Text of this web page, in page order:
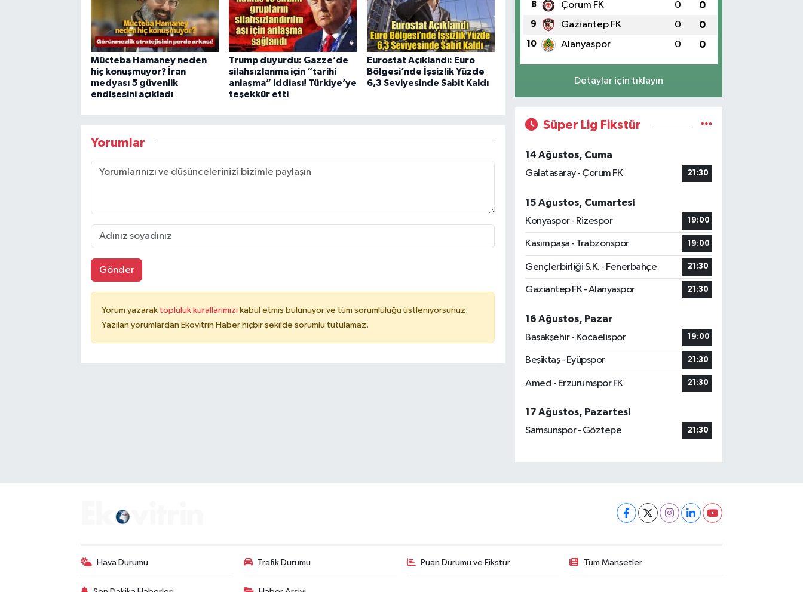
Mücteba Hamaney neden
hiç konuşmuyor? İran
medyası 5 güvenlik
endişesini açıkladı
Trump duyurdu: Gazze’de
silahsızlanma için “tarihi
anlaşma” iddiası! Türkiye’ye
teşekkür etti
Eurostat Açıklandı: Euro
Bölgesi’nde İşsizlik Yüzde
6,3 Seviyesinde Sabit Kaldı
Yorumlar
Gönder
Yorum yazarak topluluk kurallarımızı kabul etmiş bulunuyor ve tüm sorumluluğu üstleniyorsunuz.
Yazılan yorumlardan Ekovitrin Haber hiçbir şekilde sorumlu tutulamaz.
8 Çorum FK 0 0
9 Gaziantep FK 0 0
10 Alanyaspor 0 0
Detaylar için tıklayın
Süper Lig Fikstür
14 Ağustos, Cuma
Galatasaray - Çorum FK
21:30
15 Ağustos, Cumartesi
Konyaspor - Rizespor
19:00
Kasımpaşa - Trabzonspor 19:00
Gençlerbirliği S.K. - Fenerbahçe 21:30
Gaziantep FK - Alanyaspor 21:30
16 Ağustos, Pazar
Başakşehir - Kocaelispor
19:00
Beşiktaş - Eyüpspor 21:30
Amed - Erzurumspor FK 21:30
17 Ağustos, Pazartesi
Samsunspor - Göztepe
21:30
Hava Durumu Trafik Durumu Puan Durumu ve Fikstür Tüm Manşetler